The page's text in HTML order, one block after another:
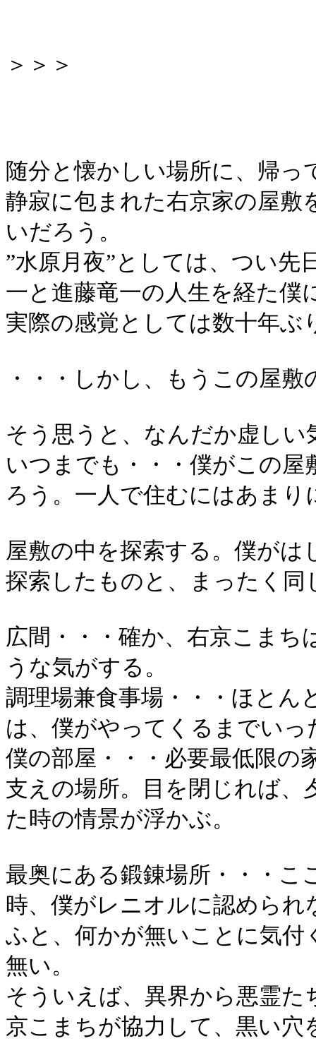
＞＞＞
随分と懐かしい場所に、帰
静寂に包まれた右京家の屋敷
いだろう。
”水原月夜”としては、つい先
一と進藤竜一の人生を経た
実際の感覚としては数十年ぶ
・・・しかし、もうこの屋敷
そう思うと、なんだか虚し
いつまでも・・・僕がこの
ろう。一人で住むにはあまり
屋敷の中を探索する。僕が
探索したものと、まったく同
広間・・・確か、右京こま
うな気がする。
調理場兼食事場・・・ほとん
は、僕がやってくるまでい
僕の部屋・・・必要最低限の
支えの場所。目を閉じれば、
た時の情景が浮かぶ。
最奥にある鍛錬場所・・・こ
時、僕がレニオルに認められ
ふと、何かが無いことに気付
無い。
そういえば、異界から悪霊
京こまちが協力して、黒い穴